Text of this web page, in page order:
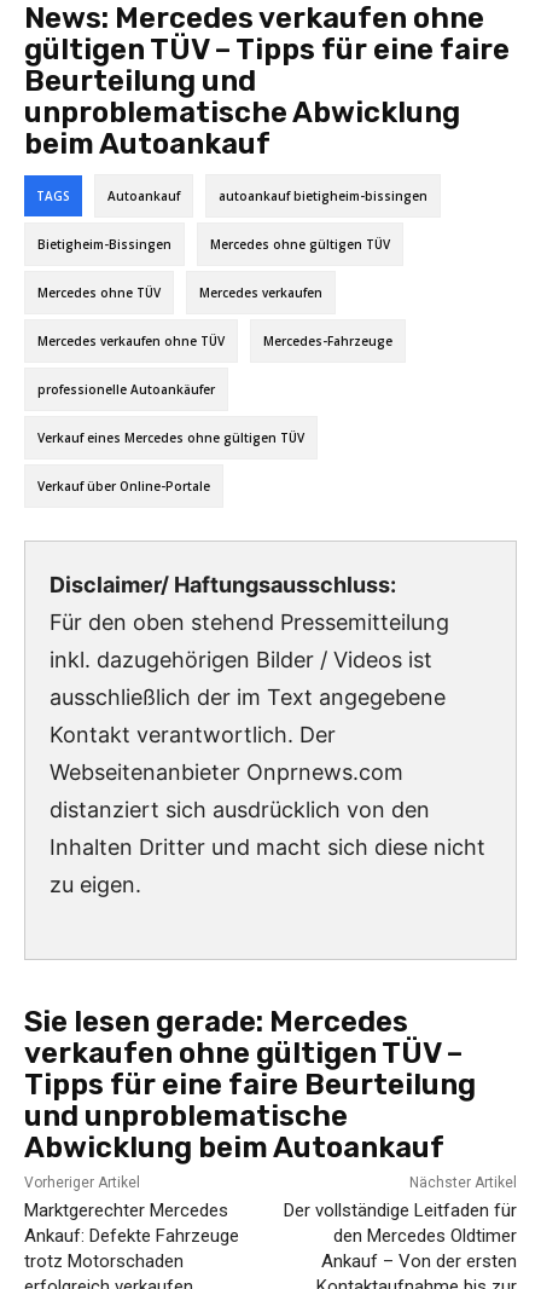
News: Mercedes verkaufen ohne
gültigen TÜV – Tipps für eine faire
Beurteilung und
unproblematische Abwicklung
beim Autoankauf
TAGS Autoankauf autoankauf bietigheim-bissingen
Bietigheim-Bissingen Mercedes ohne gültigen TÜV
Mercedes ohne TÜV Mercedes verkaufen
Mercedes verkaufen ohne TÜV Mercedes-Fahrzeuge
professionelle Autoankäufer
Verkauf eines Mercedes ohne gültigen TÜV
Verkauf über Online-Portale
Disclaimer/ Haftungsausschluss:
Für den oben stehend Pressemitteilung
inkl. dazugehörigen Bilder / Videos ist
ausschließlich der im Text angegebene
Kontakt verantwortlich. Der
Webseitenanbieter Onprnews.com
distanziert sich ausdrücklich von den
Inhalten Dritter und macht sich diese nicht
zu eigen.
Sie lesen gerade: Mercedes
verkaufen ohne gültigen TÜV –
Tipps für eine faire Beurteilung
und unproblematische
Abwicklung beim Autoankauf
Vorheriger Artikel
Marktgerechter Mercedes
Ankauf: Defekte Fahrzeuge
trotz Motorschaden
Nächster Artikel
Der vollständige Leitfaden für
den Mercedes Oldtimer
Ankauf – Von der ersten